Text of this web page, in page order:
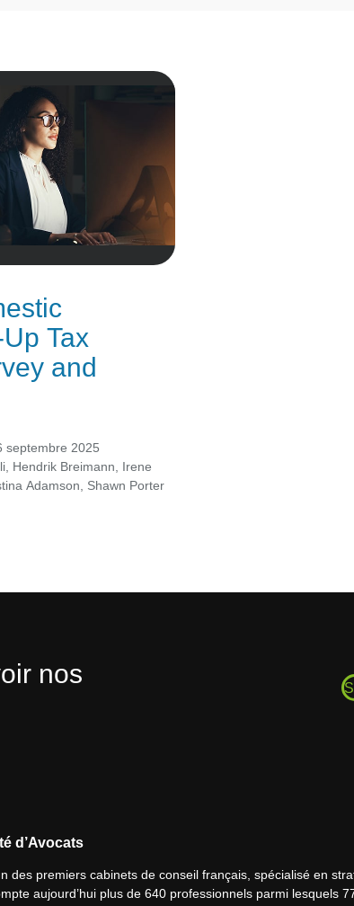
Tax
and
septembre 2025
, Hendrik Breimann, Irene
Adamson, Shawn Porter
nos
d’Avocats
des premiers cabinets de conseil français, spécialisé en
aujourd’hui plus de 640 professionnels parmi lesquels